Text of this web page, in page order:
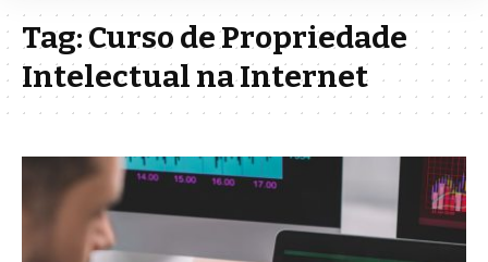
Tag:Curso de Propriedade
Intelectual na Internet